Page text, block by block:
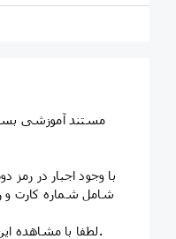
با وجود اجبار در رمز
شامل شماره کارت و
لطفا با مشاهده این مستند با این دستگاه آشنا شوید.